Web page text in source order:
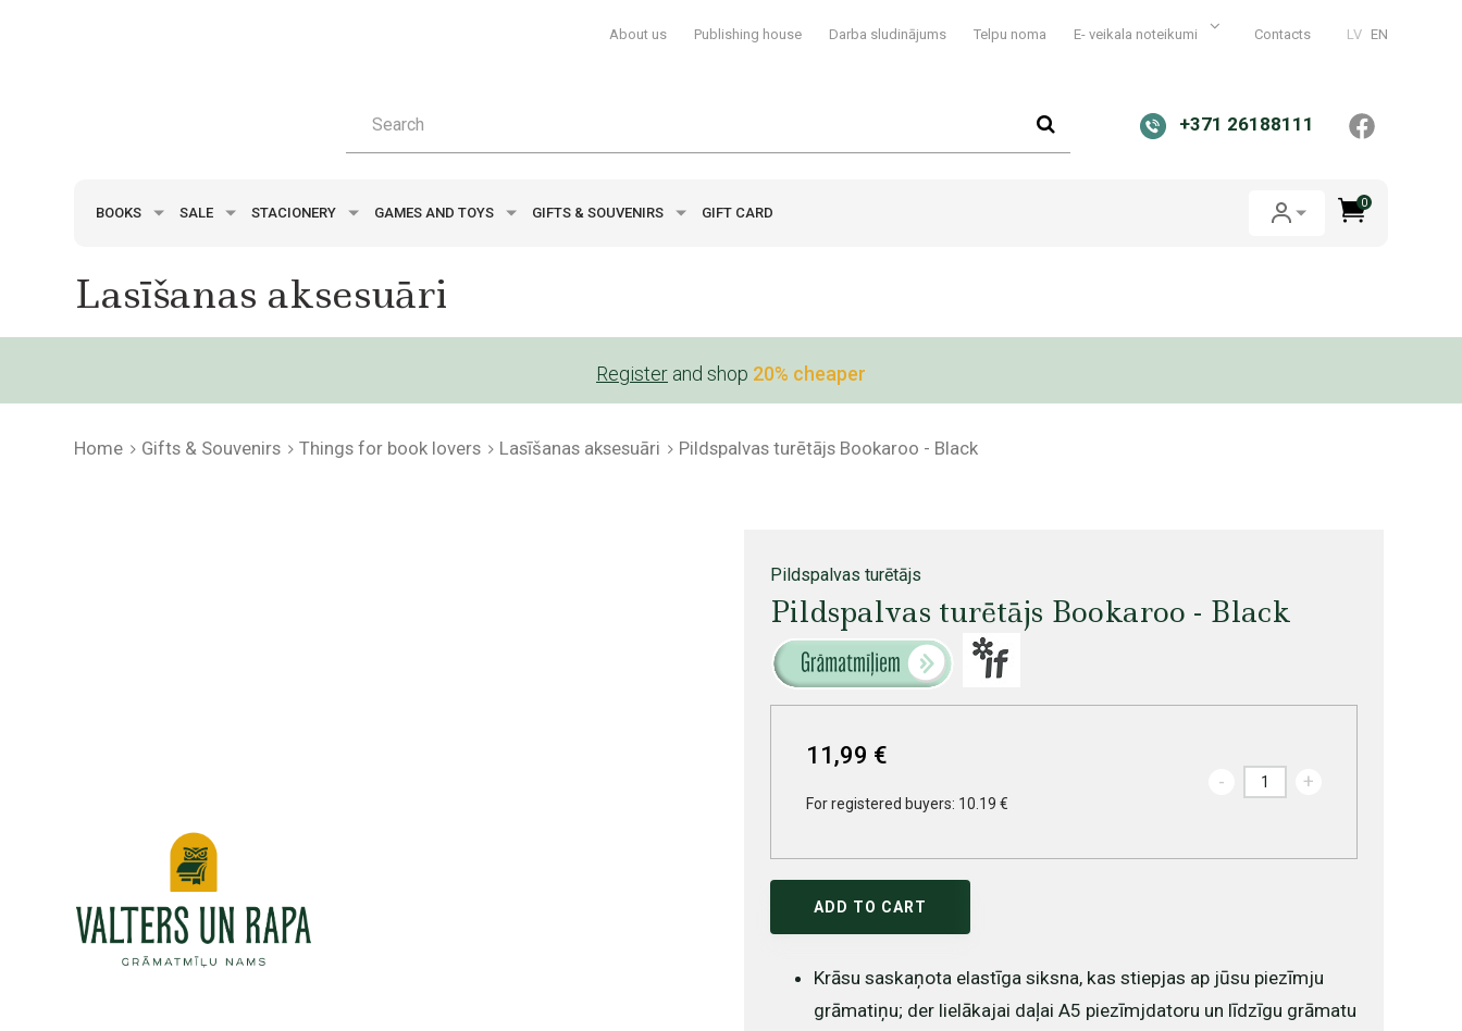
About us Publishing house Darba sludinājums Telpu noma E- veikala noteikumi Contacts LV EN
+371 26188111
BOOKS SALE STACIONERY GAMES AND TOYS GIFTS & SOUVENIRS GIFT CARD
0
Lasīšanas aksesuāri
Register and shop 20% cheaper
Home Gifts & Souvenirs Things for book lovers Lasīšanas aksesuāri Pildspalvas turētājs Bookaroo - Black
Pildspalvas turētājs
Pildspalvas turētājs Bookaroo - Black
11,99 €
For registered buyers: 10.19 €
- +
ADD TO CART
Krāsu saskaņota elastīga siksna, kas stiepjas ap jūsu piezīmju
grāmatiņu; der lielākajai daļai A5 piezīmjdatoru un līdzīgu grāmatu